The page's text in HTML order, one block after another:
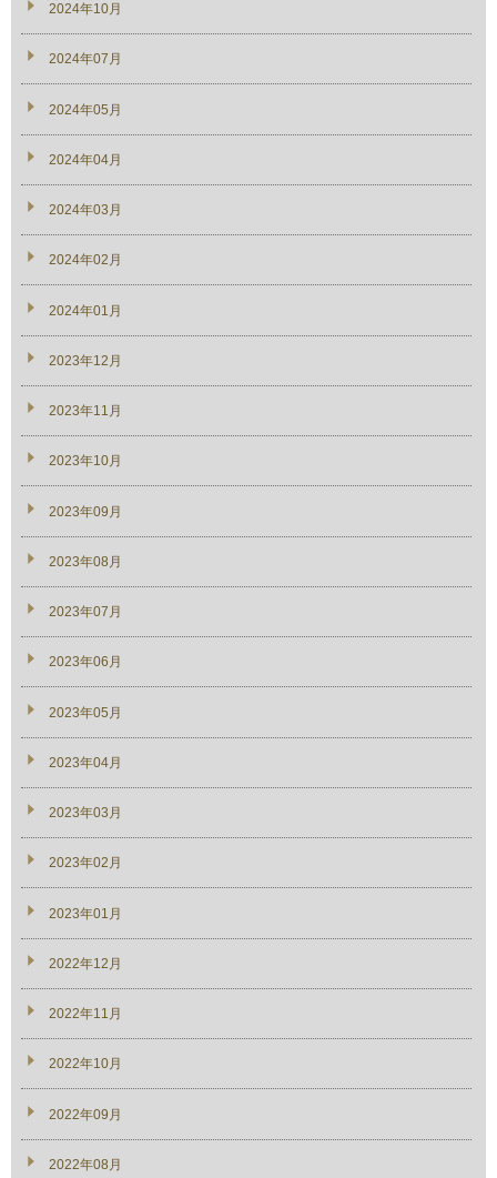
2024年10月
2024年07月
2024年05月
2024年04月
2024年03月
2024年02月
2024年01月
2023年12月
2023年11月
2023年10月
2023年09月
2023年08月
2023年07月
2023年06月
2023年05月
2023年04月
2023年03月
2023年02月
2023年01月
2022年12月
2022年11月
2022年10月
2022年09月
2022年08月